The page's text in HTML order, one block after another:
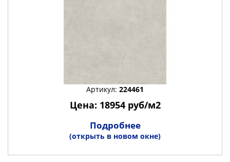
Артикул: 224461
Цена: 18954 руб/м2
Подробнее
(открыть в новом окне)